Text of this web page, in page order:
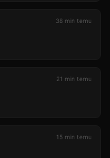
38 min temu
21 min temu
15 min temu